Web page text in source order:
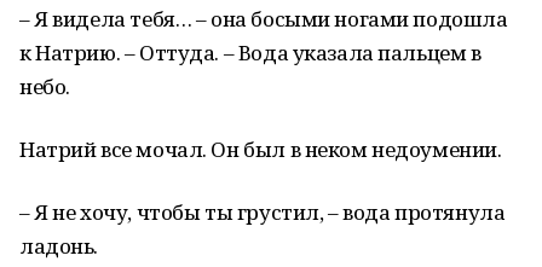
– Я видела тебя… – она босыми ногами подошла
к Натрию. – Оттуда. – Вода указала пальцем в
небо.
Натрий все мочал. Он был в неком недоумении.
– Я не хочу, чтобы ты грустил, – вода протянула
ладонь.